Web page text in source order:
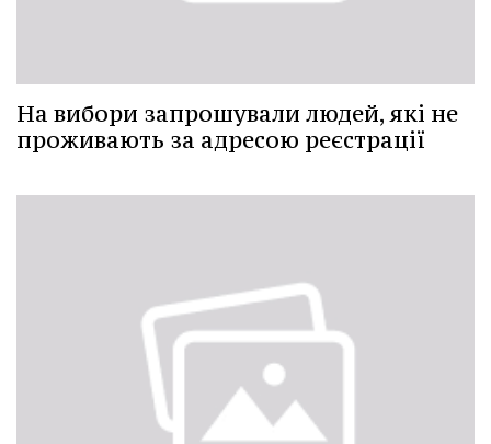
На вибори запрошували людей, які не
проживають за адресою реєстрації